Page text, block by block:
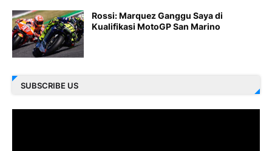
Rossi: Marquez Ganggu Saya di
Kualifikasi MotoGP San Marino
SUBSCRIBE US